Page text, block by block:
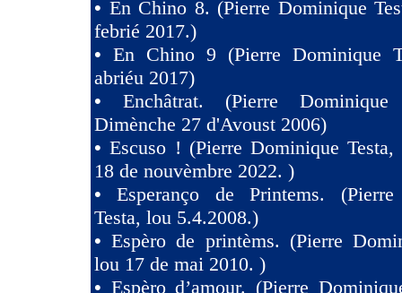
• En Chino 8. (Pierre Dominique
febrié 2017.)
• En Chino 9 (Pierre Dominique
abriéu 2017)
• Enchâtrat. (Pierre
Dimènche 27 d'Avoust 2006)
•Escuso ! (Pierre Dominique
18 de nouvèmbre 2022. )
•Esperanço de Printems.
Testa, lou 5.4.2008.)
•Espèro de printèms. (Pierre
lou 17 de mai 2010. )
• Espèro d’amour. (Pierre